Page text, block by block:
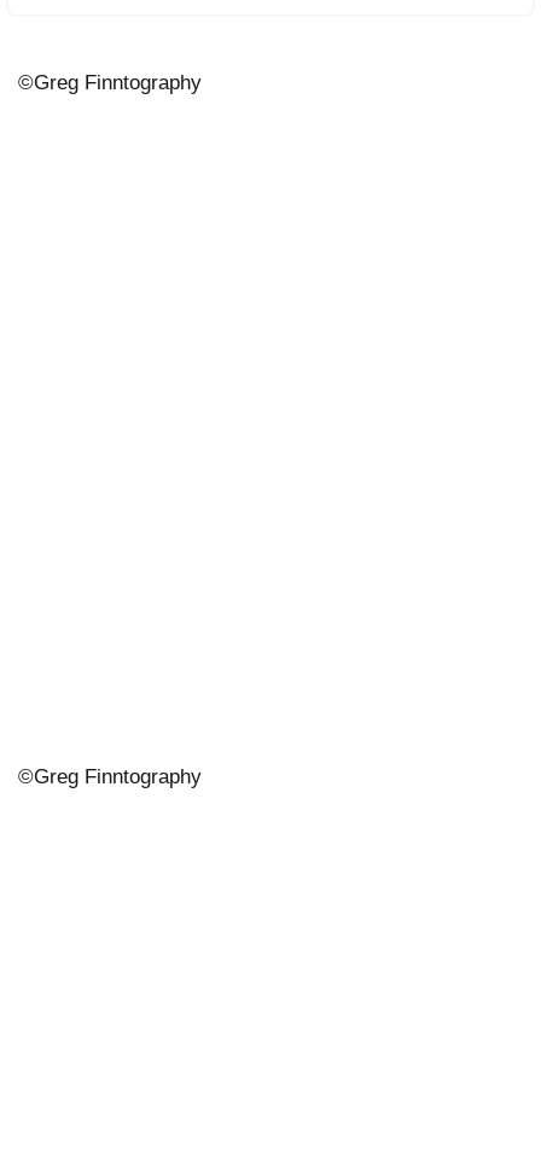
©Greg Finntography
©Greg Finntography